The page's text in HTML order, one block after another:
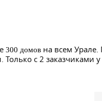
300 домов на всем Урале.
с 2 заказчиками